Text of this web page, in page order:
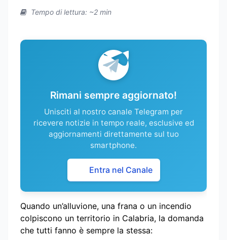
Tempo di lettura: ~2 min
Rimani sempre aggiornato!
Unisciti al nostro canale Telegram per
ricevere notizie in tempo reale, esclusive ed
aggiornamenti direttamente sul tuo
smartphone.
Entra nel Canale
Quando un’alluvione, una frana o un incendio
colpiscono un territorio in Calabria, la domanda
che tutti fanno è sempre la stessa: